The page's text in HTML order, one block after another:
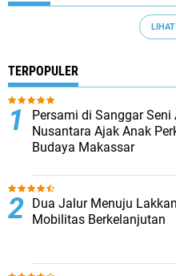
TERPOPULER
Persami di Sanggar Seni
Nusantara Ajak Anak
Budaya Makassar
Dua Jalur Menuju
Mobilitas Berkelanjutan